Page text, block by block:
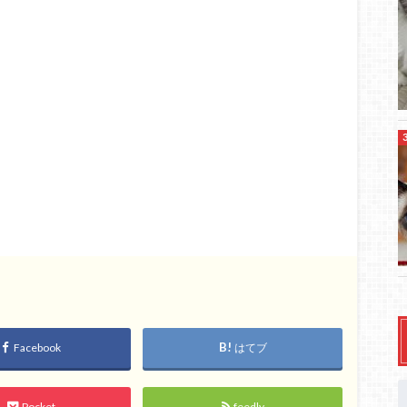
Facebook はてブ